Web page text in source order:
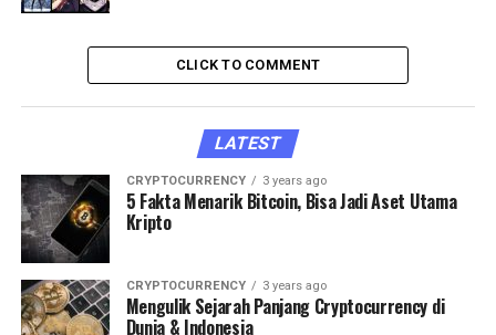
CLICK TO COMMENT
LATEST
CRYPTOCURRENCY 3 years ago
5 Fakta Menarik Bitcoin, Bisa Jadi Aset Utama
Kripto
CRYPTOCURRENCY 3 years ago
Mengulik Sejarah Panjang Cryptocurrency di
Dunia & Indonesia